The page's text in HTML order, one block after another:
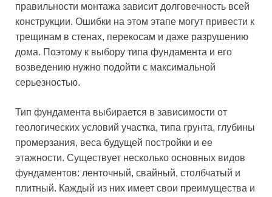
правильности монтажа зависит долговечность всей
конструкции. Ошибки на этом этапе могут привести к
трещинам в стенах, перекосам и даже разрушению
дома. Поэтому к выбору типа фундамента и его
возведению нужно подойти с максимальной
серьезностью.
Тип фундамента выбирается в зависимости от
геологических условий участка, типа грунта, глубины
промерзания, веса будущей постройки и ее
этажности. Существует несколько основных видов
фундаментов: ленточный, свайный, столбчатый и
плитный. Каждый из них имеет свои преимущества и